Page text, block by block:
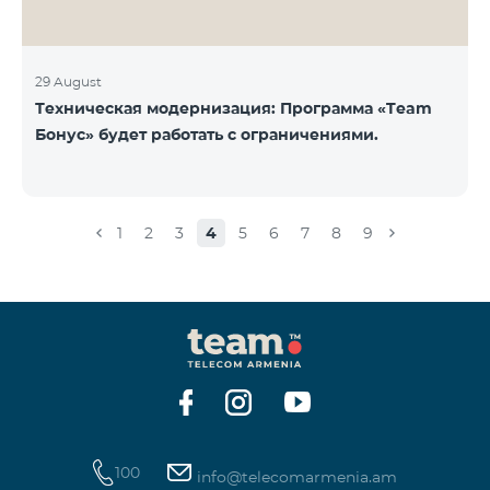
29 August
Техническая модернизация: Программа «Team
Бонус» будет работать с ограничениями.
1 2 3 4 5 6 7 8 9
100 info@telecomarmenia.am